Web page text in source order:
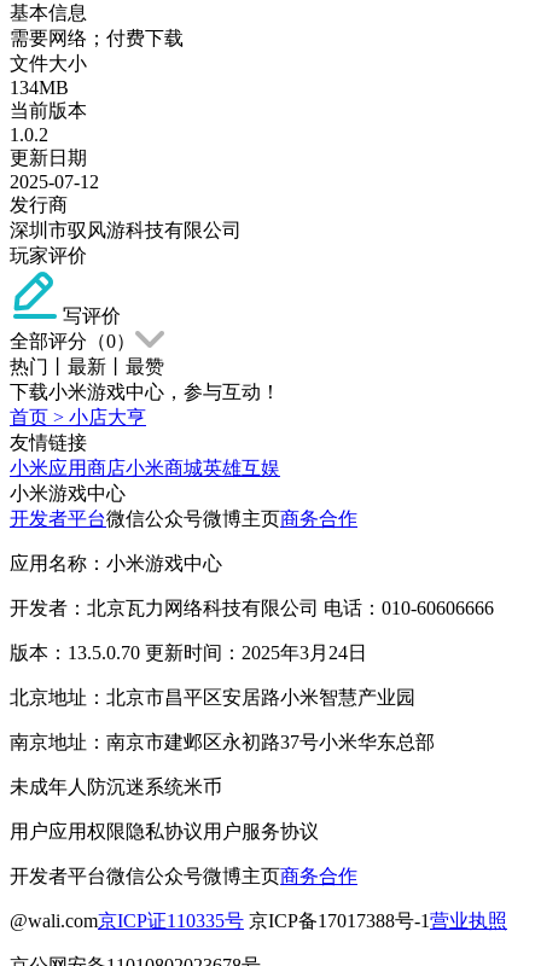
基本信息
需要网络；付费下载
文件大小
134MB
当前版本
1.0.2
更新日期
2025-07-12
发行商
深圳市驭风游科技有限公司
玩家评价
写评价
全部评分（0）
热门
最新
最赞
下载小米游戏中心，参与互动！
首页 > 小店大亨
友情链接
小米应用商店小米商城英雄互娱
小米游戏中心
开发者平台微信公众号微博主页商务合作
应用名称：小米游戏中心
开发者：北京瓦力网络科技有限公司 电话：010-60606666
版本：13.5.0.70 更新时间：2025年3月24日
北京地址：北京市昌平区安居路小米智慧产业园
南京地址：南京市建邺区永初路37号小米华东总部
未成年人防沉迷系统米币
用户应用权限隐私协议用户服务协议
开发者平台微信公众号微博主页商务合作
@wali.com京ICP证110335号 京ICP备17017388号-1营业执照